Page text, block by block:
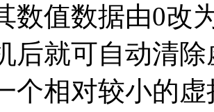
数值数据由0改
后就可自动清
个相对较小的